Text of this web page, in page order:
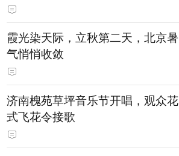
霞光染天际，立秋第二天，北京暑
气悄悄收敛
济南槐苑草坪音乐节开唱，观众花
式飞花令接歌